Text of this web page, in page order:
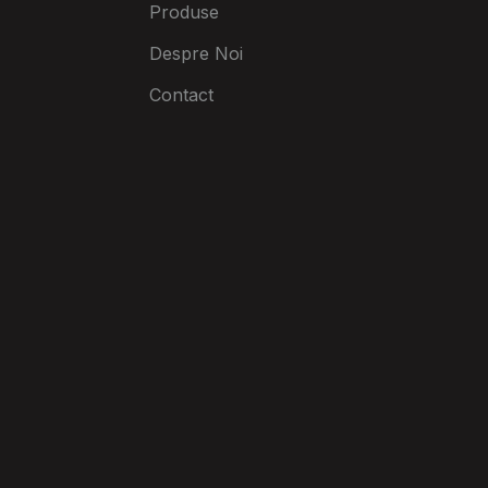
Produse
Despre Noi
Contact